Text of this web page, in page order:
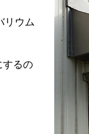
リウム
するの